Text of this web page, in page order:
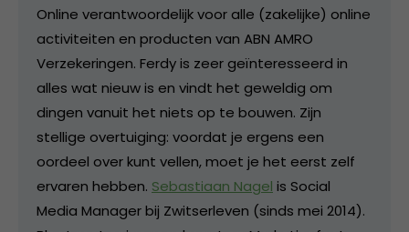
Online verantwoordelijk voor alle (zakelijke) online
activiteiten en producten van ABN AMRO
Verzekeringen. Ferdy is zeer geïnteresseerd in
alles wat nieuw is en vindt het geweldig om
dingen vanuit het niets op te bouwen. Zijn
stellige overtuiging: voordat je ergens een
oordeel over kunt vellen, moet je het eerst zelf
ervaren hebben. Sebastiaan Nagel is Social
Media Manager bij Zwitserleven (sinds mei 2014).